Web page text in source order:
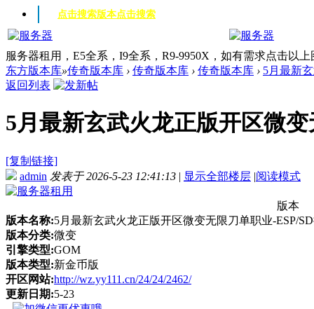
点击搜索版本点击搜索
服务器租用，E5全系，I9全系，R9-9950X，如有需求点击以
东方版本库»传奇版本库 › 传奇版本库 › 传奇版本库 › 5月最新
返回列表
5月最新玄武火龙正版开区微
[复制链接]
admin 发表于 2026-5-23 12:41:13 | 显示全部楼层 |阅读模式
版本
版本名称:5月最新玄武火龙正版开区微变无限刀单职业-ESP/
版本分类:微变
引擎类型:GOM
版本类型:新金币版
开区网站:http://wz.yy111.cn/24/24/2462/
更新日期:5-23